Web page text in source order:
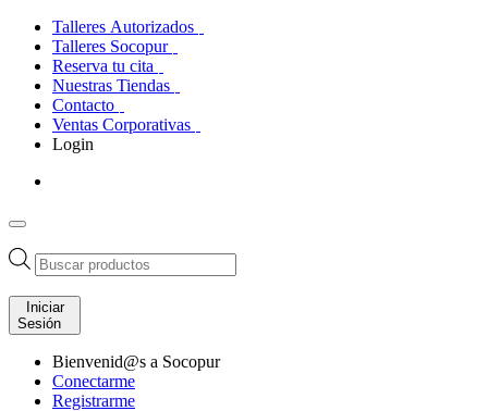
Talleres Autorizados
Talleres Socopur
Reserva tu cita
Nuestras Tiendas
Contacto
Ventas Corporativas
Login
Búsqueda
de
productos
Iniciar
Sesión
Bienvenid@s a Socopur
Conectarme
Registrarme